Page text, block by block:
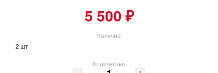
5 500 ₽
Наличие:
2 шт
Количество